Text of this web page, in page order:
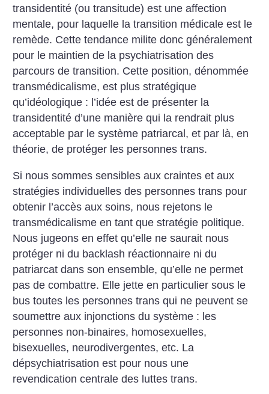
transidentité (ou transitude) est une affection
mentale, pour laquelle la transition médicale est le
remède. Cette tendance milite donc généralement
pour le maintien de la psychiatrisation des
parcours de transition. Cette position, dénommée
transmédicalisme, est plus stratégique
qu’idéologique : l’idée est de présenter la
transidentité d’une manière qui la rendrait plus
acceptable par le système patriarcal, et par là, en
théorie, de protéger les personnes trans.
Si nous sommes sensibles aux craintes et aux
stratégies individuelles des personnes trans pour
obtenir l’accès aux soins, nous rejetons le
transmédicalisme en tant que stratégie politique.
Nous jugeons en effet qu’elle ne saurait nous
protéger ni du backlash réactionnaire ni du
patriarcat dans son ensemble, qu’elle ne permet
pas de combattre. Elle jette en particulier sous le
bus toutes les personnes trans qui ne peuvent se
soumettre aux injonctions du système : les
personnes non-binaires, homosexuelles,
bisexuelles, neurodivergentes, etc. La
dépsychiatrisation est pour nous une
revendication centrale des luttes trans.